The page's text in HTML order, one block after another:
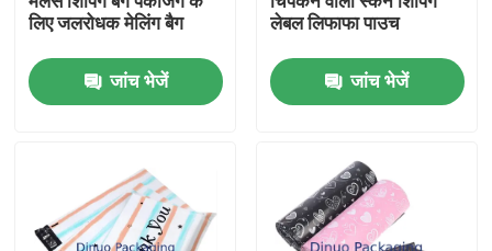
घर
उत्पादों
हमारे बारे में
लिए जलरोधक मेलिंग बैग
जांच भेजें
लेबल लिफाफा पाउच
जांच भेजें